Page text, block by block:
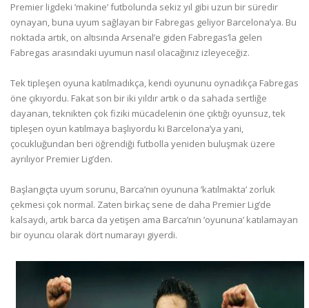
Premier ligdeki ’makine’ futbolunda sekiz yıl gibi uzun bir süredir
oynayan, buna uyum sağlayan bir Fabregas geliyor Barcelona’ya. Bu
noktada artık, on altısında Arsenal’e giden Fabregas’la gelen
Fabregas arasındaki uyumun nasıl olacağınız izleyeceğiz.
Tek tipleşen oyuna katılmadıkça, kendi oyununu oynadıkça Fabregas
öne çıkıyordu. Fakat son bir iki yıldır artık o da sahada sertliğe
dayanan, teknikten çok fiziki mücadelenin öne çıktığı oyunsuz, tek
tipleşen oyun katılmaya başlıyordu ki Barcelona’ya yani,
çocukluğundan beri öğrendiği futbolla yeniden buluşmak üzere
ayrılıyor Premier Lig’den.
Başlangıçta uyum sorunu, Barca’nın oyununa ’katılmakta’ zorluk
çekmesi çok normal. Zaten birkaç sene de daha Premier Lig’de
kalsaydı, artık barca da yetişen ama Barca’nın ’oyununa’ katılamayan
bir oyuncu olarak dört numarayı giyerdi.